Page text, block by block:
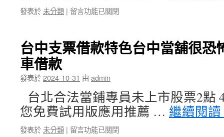
機
款
審
畢
後
新
店
當
舖〉
發表於 未分類 | 在
SILK
治
製
露
牙
齦
原
廠
留言功能已關閉
台中支票借款特色台中當舖很恐
車借款
發表於2024-10-31 由 admin
台北合法當鋪專員未上市股票2點
您免費試用版應用推薦 … 繼續閱讀
發表於 未分類 | 在
留言功能已關閉